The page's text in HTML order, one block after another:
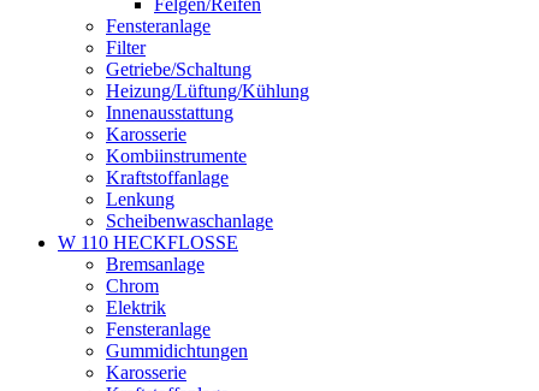
Fensteranlage
Filter
Getriebe/Schaltung
Heizung/Lüftung/Kühlung
Innenausstattung
Karosserie
Kombiinstrumente
Kraftstoffanlage
Lenkung
Scheibenwaschanlage
W 110 HECKFLOSSE
Bremsanlage
Chrom
Elektrik
Fensteranlage
Gummidichtungen
Karosserie